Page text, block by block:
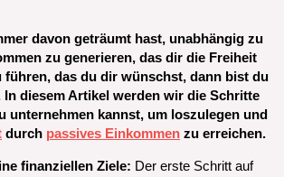
davon geträumt hast, unabhängig zu
zu generieren, das dir die Freiheit
führen, das du dir wünschst, dann bist du
In diesem Artikel werden wir die Schritte
unternehmen kannst, um loszulegen und
durch passives Einkommen zu erreichen.
finanziellen Ziele: Der erste Schritt auf